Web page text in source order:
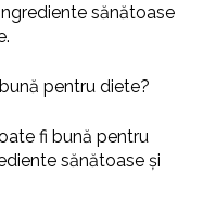
sănătoase
pentru diete?
fi bună pentru
sănătoase și